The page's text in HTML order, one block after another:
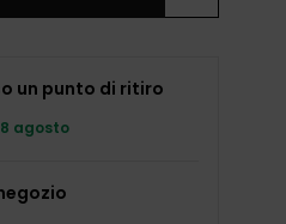
un punto di ritiro
8 agosto